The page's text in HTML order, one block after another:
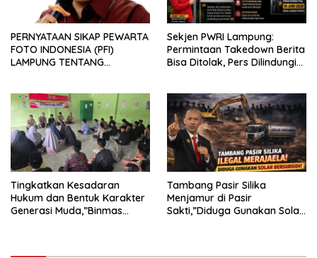
PERNYATAAN SIKAP PEWARTA
FOTO INDONESIA (PFI)
LAMPUNG TENTANG
TERHADAP JURNALIS DI
PENGADILAN NEGERI
TANJUNG KARANG.
Sekjen PWRI Lampung:
Permintaan Takedown Berita
Bisa Ditolak, Pers Dilindungi
Tingkatkan Kesadaran
Hukum dan Bentuk Karakter
Generasi Muda,”Binmas
Tambang Pasir Silika
Menjamur di Pasir
Sakti,”Diduga Gunakan Solar